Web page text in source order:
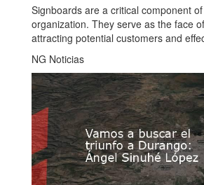
Signboards are a critical component
organization. They serve as the face
attracting potential customers and
NG Noticias